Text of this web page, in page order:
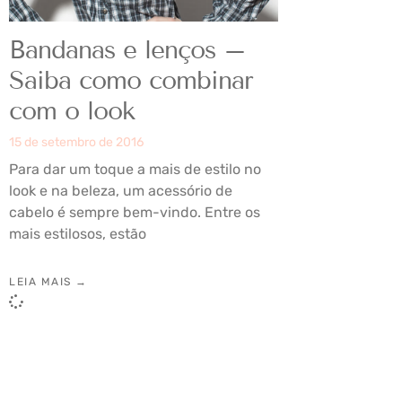
Bandanas e lenços –
Saiba como combinar
com o look
15 de setembro de 2016
Para dar um toque a mais de estilo no
look e na beleza, um acessório de
cabelo é sempre bem-vindo. Entre os
mais estilosos, estão
LEIA MAIS →